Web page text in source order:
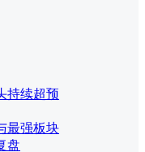
持续超预
最强板块
盘